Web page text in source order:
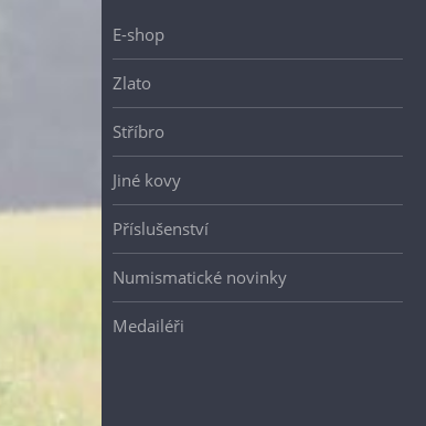
E-shop
Zlato
Stříbro
Jiné kovy
Příslušenství
Numismatické novinky
Medailéři